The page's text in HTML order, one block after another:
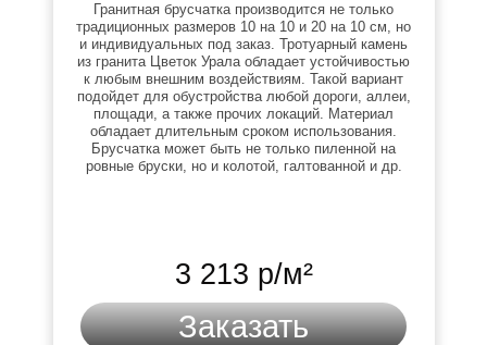
Заказать
Гранитная брусчатка производится не только
традиционных размеров 10 на 10 и 20 на 10 см, но
и индивидуальных под заказ. Тротуарный камень
из гранита Цветок Урала обладает устойчивостью
к любым внешним воздействиям. Такой вариант
подойдет для обустройства любой дороги, аллеи,
площади, а также прочих локаций. Материал
обладает длительным сроком использования.
Брусчатка может быть не только пиленной на
ровные бруски, но и колотой, галтованной и др.
3 213 р/м²